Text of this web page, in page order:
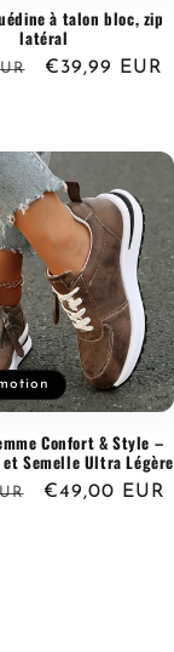
à talon bloc, zip
latéral
Prix
€39,99 EUR
Confort & Style –
Semelle Ultra Légère
Prix
€49,00 EUR